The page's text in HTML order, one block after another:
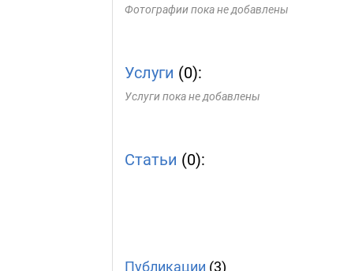
Фотографии пока не добавлены
Услуги (0):
Услуги пока не добавлены
Статьи (0):
Публикации (3)